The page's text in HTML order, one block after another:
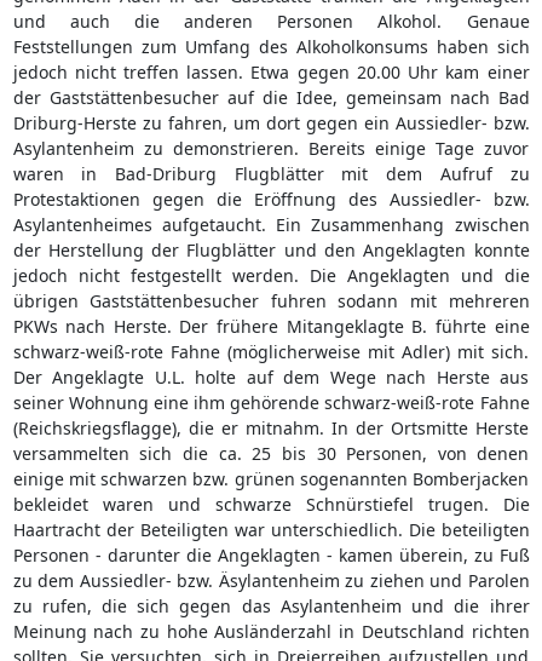
und auch die anderen Personen Alkohol. Genaue
Feststellungen zum Umfang des Alkoholkonsums haben sich
jedoch nicht treffen lassen. Etwa gegen 20.00 Uhr kam einer
der Gaststättenbesucher auf die Idee, gemeinsam nach Bad
Driburg-Herste zu fahren, um dort gegen ein Aussiedler- bzw.
Asylantenheim zu demonstrieren. Bereits einige Tage zuvor
waren in Bad-Driburg Flugblätter mit dem Aufruf zu
Protestaktionen gegen die Eröffnung des Aussiedler- bzw.
Asylantenheimes aufgetaucht. Ein Zusammenhang zwischen
der Herstellung der Flugblätter und den Angeklagten konnte
jedoch nicht festgestellt werden. Die Angeklagten und die
übrigen Gaststättenbesucher fuhren sodann mit mehreren
PKWs nach Herste. Der frühere Mitangeklagte B. führte eine
schwarz-weiß-rote Fahne (möglicherweise mit Adler) mit sich.
Der Angeklagte U.L. holte auf dem Wege nach Herste aus
seiner Wohnung eine ihm gehörende schwarz-weiß-rote Fahne
(Reichskriegsflagge), die er mitnahm. In der Ortsmitte Herste
versammelten sich die ca. 25 bis 30 Personen, von denen
einige mit schwarzen bzw. grünen sogenannten Bomberjacken
bekleidet waren und schwarze Schnürstiefel trugen. Die
Haartracht der Beteiligten war unterschiedlich. Die beteiligten
Personen - darunter die Angeklagten - kamen überein, zu Fuß
zu dem Aussiedler- bzw. Äsylantenheim zu ziehen und Parolen
zu rufen, die sich gegen das Asylantenheim und die ihrer
Meinung nach zu hohe Ausländerzahl in Deutschland richten
sollten. Sie versuchten, sich in Dreierreihen aufzustellen und